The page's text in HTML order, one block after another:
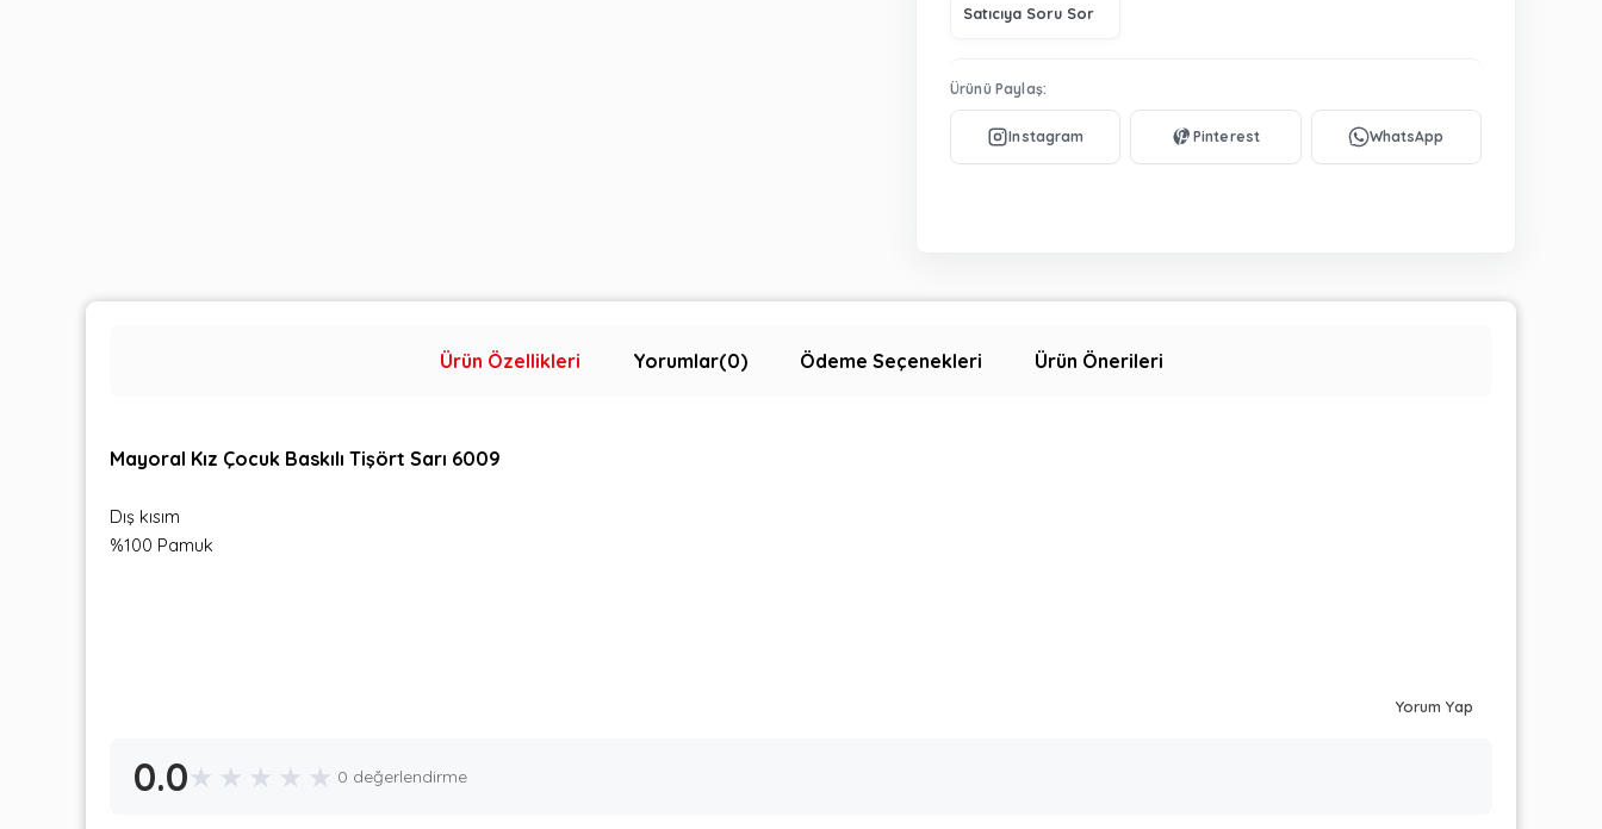
Satıcıya Soru Sor
Ürünü Paylaş:
Ürün Özellikleri Yorumlar(0) Ödeme Seçenekleri Ürün Önerileri
Mayoral Kız Çocuk Baskılı Tişört Sarı 6009
Dış kısım
%100 Pamuk
Yorum Yap
0.0★ ★ ★ ★ ★ 0 değerlendirme